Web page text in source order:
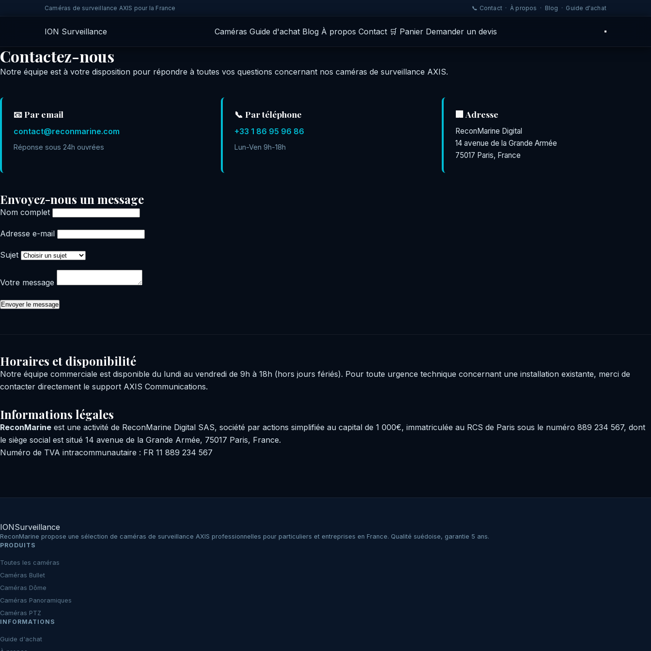
Caméras de surveillance AXIS pour la France 📞 Contact· À propos · Blog · Guide d'achat
ION Surveillance Caméras Guide d'achat Blog À propos Contact 🛒 Panier Demander un devis
Contactez-nous
Notre équipe est à votre disposition pour répondre à toutes vos questions concernant nos caméras de surveillance AXIS.
📧 Par email
contact@reconmarine.com
Réponse sous 24h ouvrées
📞 Par téléphone
+33 1 86 95 96 86
Lun-Ven 9h-18h
🏢 Adresse
ReconMarine Digital
14 avenue de la Grande Armée
75017 Paris, France
Envoyez-nous un message
Nom complet
Adresse e-mail
Sujet
Votre message
Envoyer le message
Horaires et disponibilité
Notre équipe commerciale est disponible du lundi au vendredi de 9h à 18h (hors jours fériés). Pour toute urgence technique concernant une installation existante, merci de
contacter directement le support AXIS Communications.
Informations légales
ReconMarine est une activité de ReconMarine Digital SAS, société par actions simplifiée au capital de 1 000€, immatriculée au RCS de Paris sous le numéro 889 234 567, dont
le siège social est situé 14 avenue de la Grande Armée, 75017 Paris, France.
Numéro de TVA intracommunautaire : FR 11 889 234 567
IONSurveillance
ReconMarine propose une sélection de caméras de surveillance AXIS professionnelles pour particuliers et entreprises en France. Qualité suédoise, garantie 5 ans.
PRODUITS
Toutes les caméras
Caméras Bullet
Caméras Dôme
Caméras Panoramiques
Caméras PTZ
INFORMATIONS
Guide d'achat